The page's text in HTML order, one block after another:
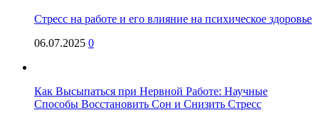
Стресс на работе и его влияние на психическое здоровье
06.07.2025 0
Как Высыпаться при Нервной Работе: Научные
Способы Восстановить Сон и Снизить Стресс